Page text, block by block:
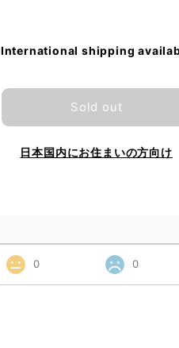
International shipping
Sold out
日本国内にお住まいの方向け
0 0